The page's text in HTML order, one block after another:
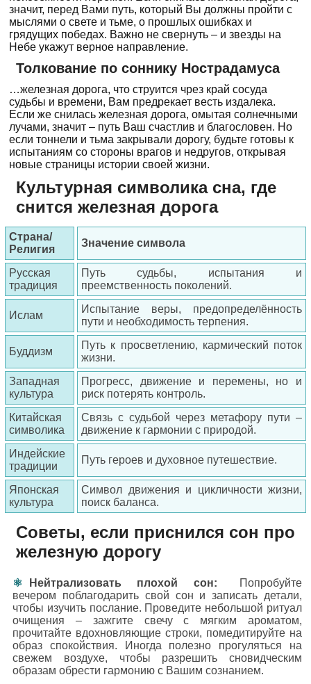
значит, перед Вами путь, который Вы должны пройти с
мыслями о свете и тьме, о прошлых ошибках и
грядущих победах. Важно не свернуть – и звезды на
Небе укажут верное направление.
Толкование по соннику Нострадамуса
…железная дорога, что струится чрез край сосуда
судьбы и времени, Вам предрекает весть издалека.
Если же снилась железная дорога, омытая солнечными
лучами, значит – путь Ваш счастлив и благословен. Но
если тоннели и тьма закрывали дорогу, будьте готовы к
испытаниям со стороны врагов и недругов, открывая
новые страницы истории своей жизни.
Культурная символика сна, где
снится железная дорога
Страна/
Религия
Значение символа
Русская
традиция
Путь судьбы, испытания и
преемственность поколений.
Ислам
Испытание веры, предопределённость
пути и необходимость терпения.
Буддизм
Путь к просветлению, кармический поток
жизни.
Западная
культура
Прогресс, движение и перемены, но и
риск потерять контроль.
Китайская
символика
Связь с судьбой через метафору пути –
движение к гармонии с природой.
Индейские
традиции
Путь героев и духовное путешествие.
Японская
культура
Символ движения и цикличности жизни,
поиск баланса.
Советы, если приснился сон про
железную дорогу
Нейтрализовать плохой сон:
Попробуйте
вечером поблагодарить свой сон и записать детали,
чтобы изучить послание. Проведите небольшой ритуал
очищения – зажгите свечу с мягким ароматом,
прочитайте вдохновляющие строки, помедитируйте на
образ спокойствия. Иногда полезно прогуляться на
свежем воздухе, чтобы разрешить сновидческим
образам обрести гармонию с Вашим сознанием.